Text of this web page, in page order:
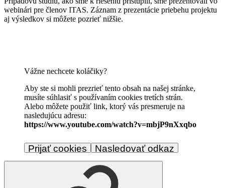
webinári pre členov ITAS. Záznam z prezentácie priebehu projektu
aj výsledkov si môžete pozrieť nižšie.
Vážne nechcete koláčiky?
Aby ste si mohli prezrieť tento obsah na našej stránke,
musíte súhlasiť s používaním cookies tretích strán.
Alebo môžete použiť link, ktorý vás presmeruje na
nasledujúcu adresu:
https://www.youtube.com/watch?v=mbjP9nXxqbo
Prijať cookies Nasledovať odkaz